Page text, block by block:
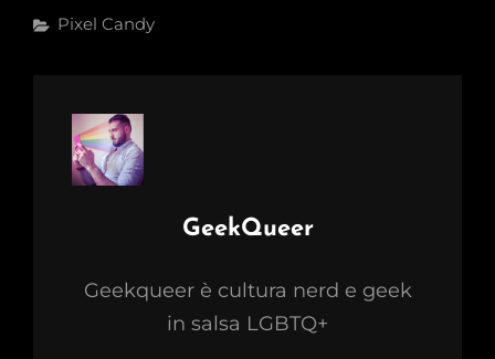
Categories
Pixel Candy
Author:
GeekQueer
Geekqueer è cultura nerd e geek
in salsa LGBTQ+